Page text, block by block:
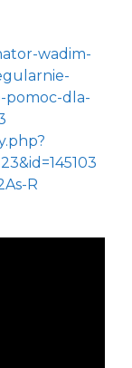
wadim-
pomoc-dla-
R